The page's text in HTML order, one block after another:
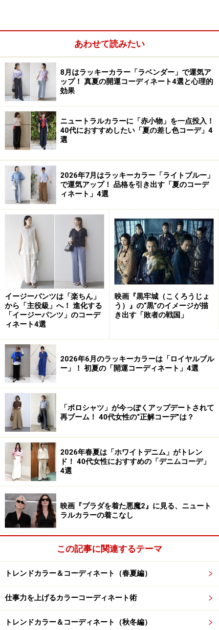
今回は、WEARに投稿された写真から、レザーアイテム
を取り入れたコーディネートを見ていきます。
黒のライダースジャケット
出典：WEAR
定番のライダース風の黒いレザージャケットは、ヒップ
にかかるくらいの丈感をルーズに着こなすのがトレン
ド。
この写真のジャケットは、たっぷりとしたシルエットと
丸みのあるフォルムが特徴的。フェイクレザーは本レザ
ーよりも耐久性は劣るものの、価格はリーズナブルで
す。最近は、トレンドを取り入れたデザインが多く見ら
れるようになってきました。
フォトプリントのTシャツとイエロー系のチェック柄プ
リーツスカートに、ボアとスエードを組み合わせた黒い
スニーカーを合わせ、カジュアルに着こなしたコーディ
ネートです。
ブラウンのライダースジャケット
出典：WEAR
先ほどのライダースジャケットは、黒とブラウンの2色
展開です。
あわせて読みたい
8月はラッキーカラー「ラベンダー」で運気ア
ップ！ 真夏の開運コーディネート4選と心理的
効果
ニュートラルカラーに「赤小物」を一点投入！
40代におすすめしたい「夏の差し色コーデ」4
選
2026年7月はラッキーカラー「ライトブルー」
で運気アップ！ 品格を引き出す「夏のコーデ
ィネート」4選
イージーパンツは「楽ちん」
から「主役級」へ！ 進化する
「イージーパンツ」のコーデ
ィネート4選
映画『黒牢城（こくろうじょ
う）』の“黒”のイメージが描
き出す「敗者の戦国」
2026年6月のラッキーカラーは「ロイヤルブル
ー」！ 初夏の「開運コーディネート」4選
「ポロシャツ」が今っぽくアップデートされて
再ブーム！ 40代女性の“正解コーデ”は？
2026年春夏は「ホワイトデニム」がトレン
ド！ 40代女性におすすめの「デニムコーデ」
4選
映画『プラダを着た悪魔2』に見る、ニュート
ラルカラーの着こなし
この記事に関連するテーマ
トレンドカラー＆コーディネート（春夏編）
仕事力を上げるカラーコーディネート術
トレンドカラー＆コーディネート（秋冬編）